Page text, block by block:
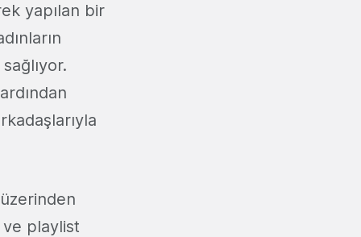
yapılan bir
ve playlist